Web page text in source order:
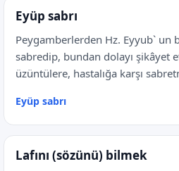
Eyüp sabrı
Peygamberlerden Hz. Eyyub` un
sabredip, bundan dolayı şikâyet
üzüntülere, hastalığa karşı
Eyüp sabrı
Lafını (sözünü) bilmek